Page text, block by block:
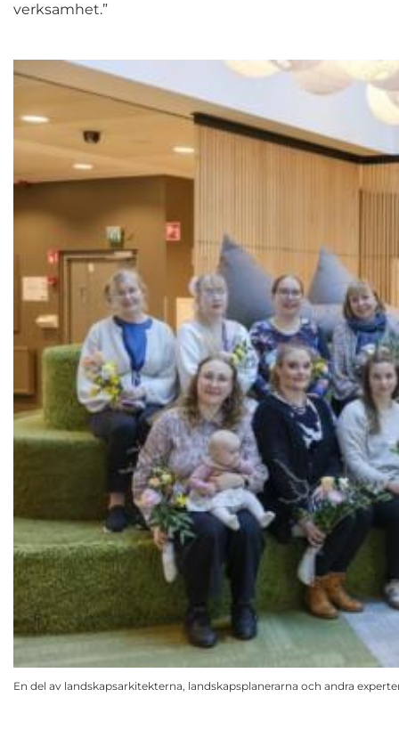
verksamhet.”
En del av landskapsarkitekterna, landskapsplanerarna och andra